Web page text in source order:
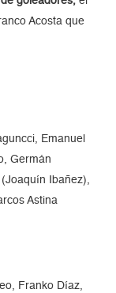
Acosta que
Emanuel
Germán
Ibañez),
Astina
Franko Díaz,